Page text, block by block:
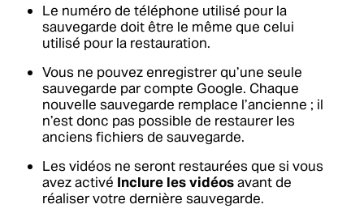
Le numéro de téléphone utilisé pour la
sauvegarde doit être le même que celui
utilisé pour la restauration.
Vous ne pouvez enregistrer qu’une seule
sauvegarde par compte Google. Chaque
nouvelle sauvegarde remplace l’ancienne ; il
n’est donc pas possible de restaurer les
anciens fichiers de sauvegarde.
Les vidéos ne seront restaurées que si vous
avez activé Inclure les vidéosavant de
réaliser votre dernière sauvegarde.